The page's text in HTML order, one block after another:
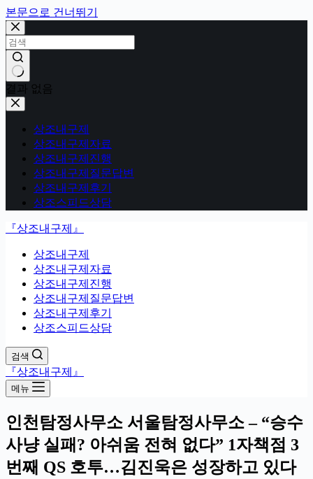
본문으로 건너뛰기
결과 없음
상조내구제
상조내구제자료
상조내구제진행
상조내구제질문답변
상조내구제후기
상조스피드상담
『상조내구제』
상조내구제
상조내구제자료
상조내구제진행
상조내구제질문답변
상조내구제후기
상조스피드상담
검색
『상조내구제』
메뉴
인천탐정사무소 서울탐정사무소 – “승수
사냥 실패? 아쉬움 전혀 없다” 1자책점 3
번째 QS 호투…김진욱은 성장하고 있다